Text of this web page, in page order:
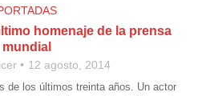
homenaje de la prensa
mundial
12 agosto, 2014
de los últimos treinta años. Un actor